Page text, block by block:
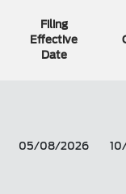
Filing
Effective
Date
05/08/2026